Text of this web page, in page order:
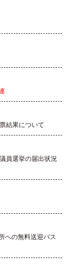
結果について
員選挙の届出状況
への無料送迎バス